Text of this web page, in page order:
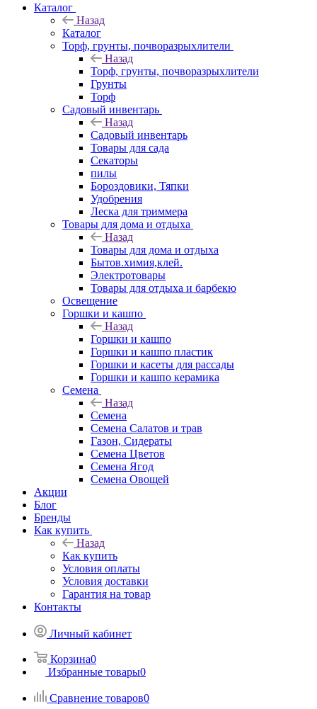
Каталог
Назад
Каталог
Торф, грунты, почворазрыхлители
Назад
Торф, грунты, почворазрыхлители
Грунты
Торф
Садовый инвентарь
Назад
Садовый инвентарь
Товары для сада
Секаторы
пилы
Бороздовики, Тяпки
Удобрения
Леска для триммера
Товары для дома и отдыха
Назад
Товары для дома и отдыха
Бытов.химия,клей.
Электротовары
Товары для отдыха и барбекю
Освещение
Горшки и кашпо
Назад
Горшки и кашпо
Горшки и кашпо пластик
Горшки и касеты для рассады
Горшки и кашпо керамика
Семена
Назад
Семена
Семена Салатов и трав
Газон, Сидераты
Семена Цветов
Семена Ягод
Семена Овощей
Акции
Блог
Бренды
Как купить
Назад
Как купить
Условия оплаты
Условия доставки
Гарантия на товар
Контакты
Личный кабинет
Корзина0
Избранные товары0
Сравнение товаров0